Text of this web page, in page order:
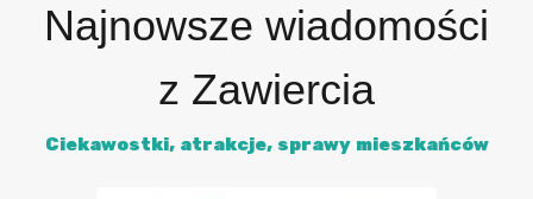
Najnowsze wiadomości
z Zawiercia
Ciekawostki, atrakcje, sprawy mieszkańców